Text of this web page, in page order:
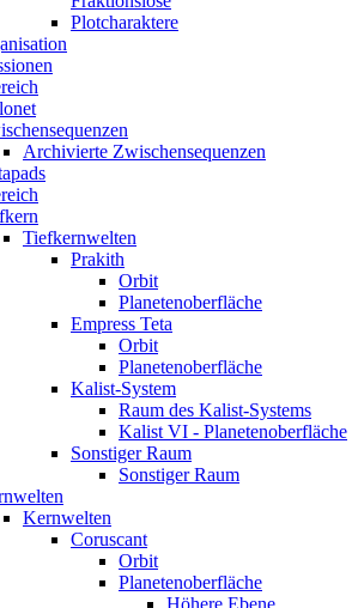
Plotcharaktere
Archivierte Zwischensequenzen
Tiefkernwelten
Prakith
Orbit
Planetenoberfläche
Empress Teta
Orbit
Planetenoberfläche
Kalist-System
Raum des Kalist-Systems
Kalist VI - Planetenoberfläche
Sonstiger Raum
Sonstiger Raum
Kernwelten
Coruscant
Orbit
Planetenoberfläche
Höhere Ebene